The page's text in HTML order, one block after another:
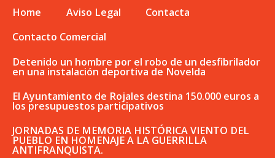
Home Aviso Legal
Contacta
Contacto Comercial
Detenido un hombre por el robo de un desfibrilador
en una instalación deportiva de Novelda
El Ayuntamiento de Rojales destina 150.000 euros a
los presupuestos participativos
JORNADAS DE MEMORIA HISTÓRICA VIENTO DEL
PUEBLO EN HOMENAJE A LA GUERRILLA
ANTIFRANQUISTA.